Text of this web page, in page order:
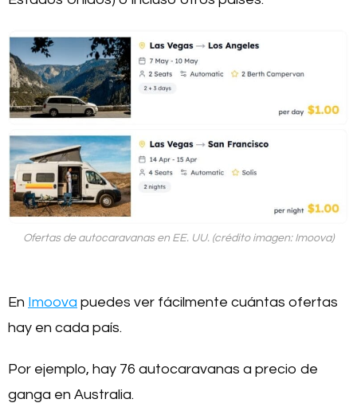
Ofertas de autocaravanas en EE. UU. (crédito imagen: Imoova)
En Imoova puedes ver fácilmente cuántas ofertas
hay en cada país.
Por ejemplo, hay 76 autocaravanas a precio de
ganga en Australia.